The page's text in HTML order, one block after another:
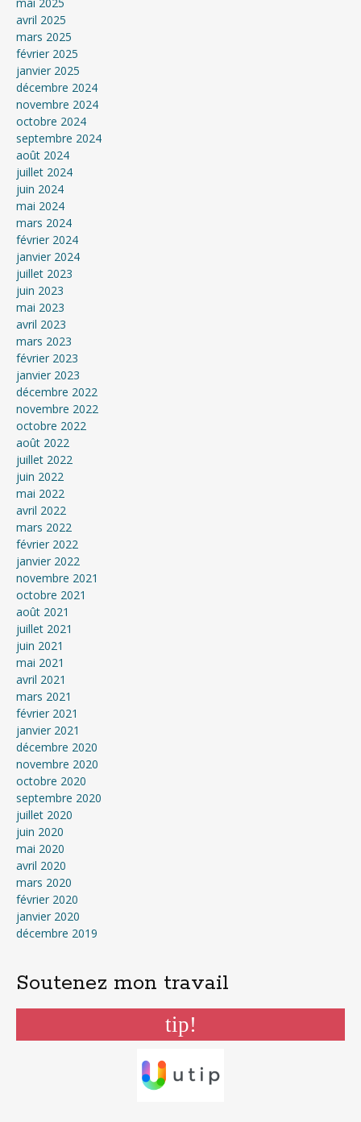
avril 2025
mars 2025
février 2025
janvier 2025
décembre 2024
novembre 2024
octobre 2024
septembre 2024
août 2024
juillet 2024
juin 2024
mai 2024
mars 2024
février 2024
janvier 2024
juillet 2023
juin 2023
mai 2023
avril 2023
mars 2023
février 2023
janvier 2023
décembre 2022
novembre 2022
octobre 2022
août 2022
juillet 2022
juin 2022
mai 2022
avril 2022
mars 2022
février 2022
janvier 2022
novembre 2021
octobre 2021
août 2021
juillet 2021
juin 2021
mai 2021
avril 2021
mars 2021
février 2021
janvier 2021
décembre 2020
novembre 2020
octobre 2020
septembre 2020
juillet 2020
juin 2020
mai 2020
avril 2020
mars 2020
février 2020
janvier 2020
décembre 2019
Soutenez mon travail
tip!